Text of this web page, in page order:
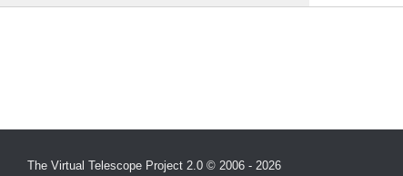
The Virtual Telescope Project 2.0 © 2006 - 2026